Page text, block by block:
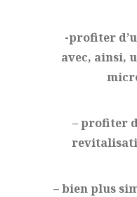
-profiter
avec, ainsi,
– profiter
– bien plus